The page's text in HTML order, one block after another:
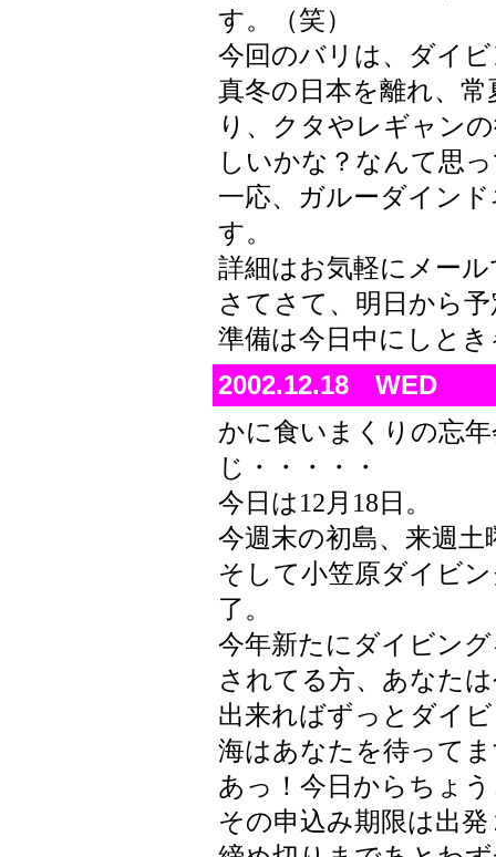
す。（笑）
今回のバリは、ダイ
真冬の日本を離れ、
り、クタやレギャン
しいかな？なんて思
一応、ガルーダイン
す。
詳細はお気軽にメー
さてさて、明日から
準備は今日中にしと
2002.12.18 WED
かに食いまくりの忘
じ・・・・・
今日は12月18日。
今週末の初島、来週
そして小笠原ダイビ
了。
今年新たにダイビン
されてる方、あなた
出来ればずっとダイ
海はあなたを待って
あっ！今日からちょ
その申込み期限は出